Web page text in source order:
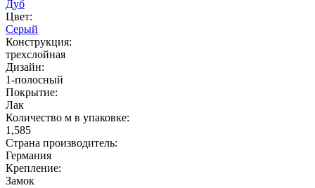
Дуб
Цвет:
Серый
Конструкция:
трехслойная
Дизайн:
1-полосный
Покрытие:
Лак
Количество м в упаковке:
1,585
Страна производитель:
Германия
Крепление:
Замок